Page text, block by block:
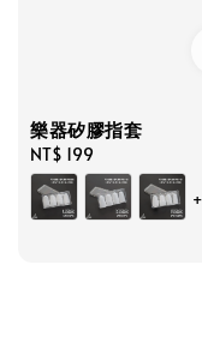
樂器矽膠指套
Regular
price
NT$ 199